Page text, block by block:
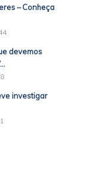
– Conheça
devemos
investigar